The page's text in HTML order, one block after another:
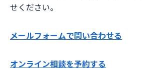
せください。
メールフォームで問い合わせる
オンライン相談を予約する